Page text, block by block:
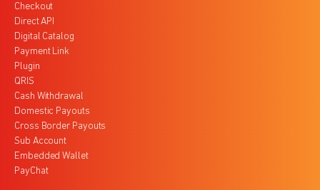
Checkout
Direct API
Digital Catalog
Payment Link
Plugin
QRIS
Cash Withdrawal
Domestic Payouts
Cross Border Payouts
Sub Account
Embedded Wallet
PayChat